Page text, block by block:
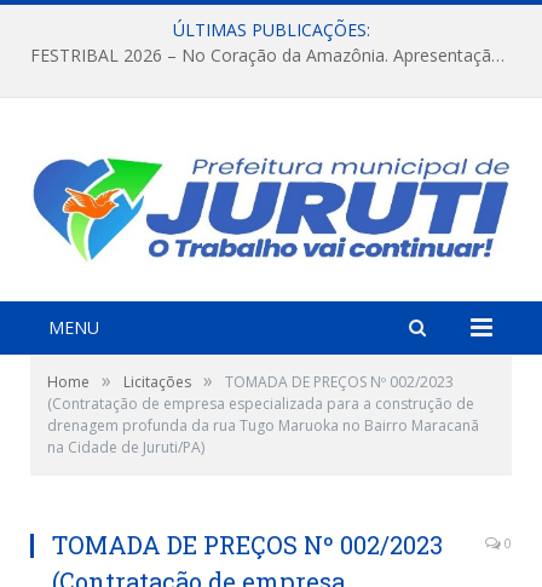
ÚLTIMAS PUBLICAÇÕES:
FESTRIBAL 2026 – No Coração da Amazônia. Apresentação da Munduruku.
MENU
Home » Licitações »
TOMADA DE PREÇOS Nº 002/2023
(Contratação de empresa especializada para a construção de
drenagem profunda da rua Tugo Maruoka no Bairro Maracanã
na Cidade de Juruti/PA)
TOMADA DE PREÇOS Nº 002/2023
0